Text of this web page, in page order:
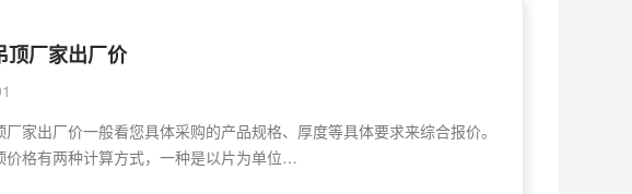
顶厂家出厂价
厂家出厂价一般看您具体采购的产品规格、厚度等具体要求来综合报价。
价格有两种计算方式，一种是以片为单位…